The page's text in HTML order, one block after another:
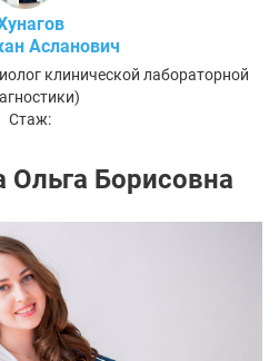
Асланович
клинической лабораторной
Стаж:
Борисовна